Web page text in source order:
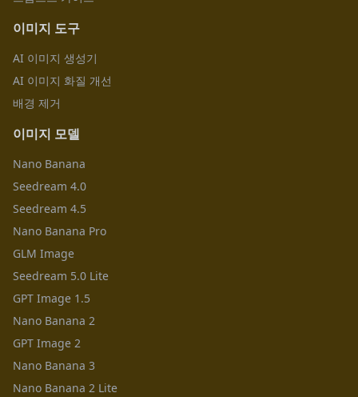
이미지 도구
AI 이미지 생성기
AI 이미지 화질 개선
배경 제거
이미지 모델
Nano Banana
Seedream 4.0
Seedream 4.5
Nano Banana Pro
GLM Image
Seedream 5.0 Lite
GPT Image 1.5
Nano Banana 2
GPT Image 2
Nano Banana 3
Nano Banana 2 Lite